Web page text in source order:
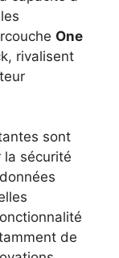
One
rivalisent
sont
la sécurité
de